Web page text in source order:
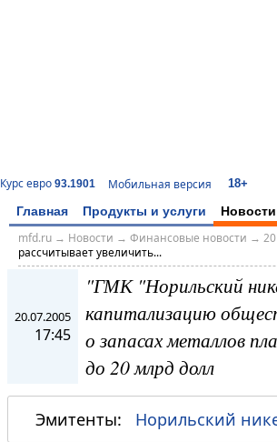
Курс евро 93.1901 Мобильная версия 18+
Главная Продукты и услуги Новости
mfd.ru→ Новости → Финансовые новости →
рассчитывает увеличить...
20.07.2005
17:45
"ГМК "Норильский
капитализацию
о запасах металлов
до 20 млрд долл
Эмитенты: Норильский